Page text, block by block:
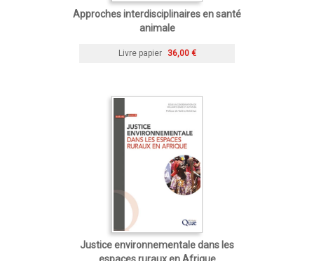
Approches interdisciplinaires en santé
animale
Livre papier 36,00 €
Justice environnementale dans les
espaces ruraux en Afrique